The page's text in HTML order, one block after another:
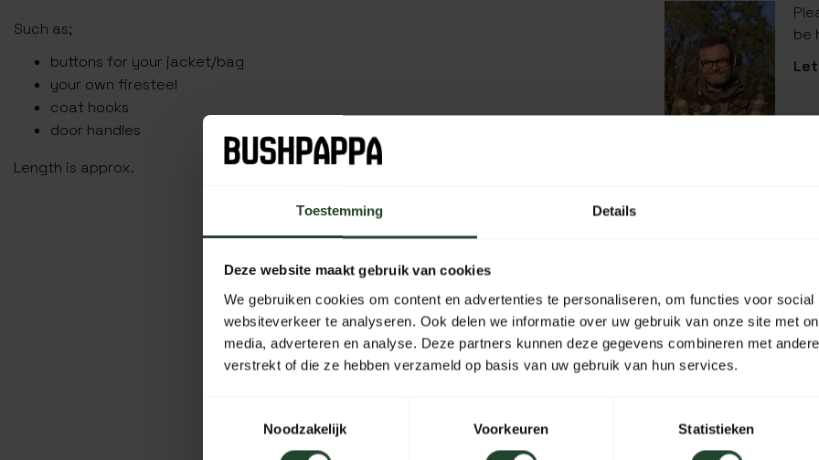
Toestemming Details
Deze website maakt gebruik van cookies
We gebruiken cookies om content en advertenties te personaliseren, om functies voor social
websiteverkeer te analyseren. Ook delen we informatie over uw gebruik van onze site met
media, adverteren en analyse. Deze partners kunnen deze gegevens combineren met
verstrekt of die ze hebben verzameld op basis van uw gebruik van hun services.
Noodzakelijk
Voorkeuren Statistieken
Such as;
buttons for your jacket/bag
your own firesteel
coat hooks
door handles
Length is approx.
be
Width
Height
Color